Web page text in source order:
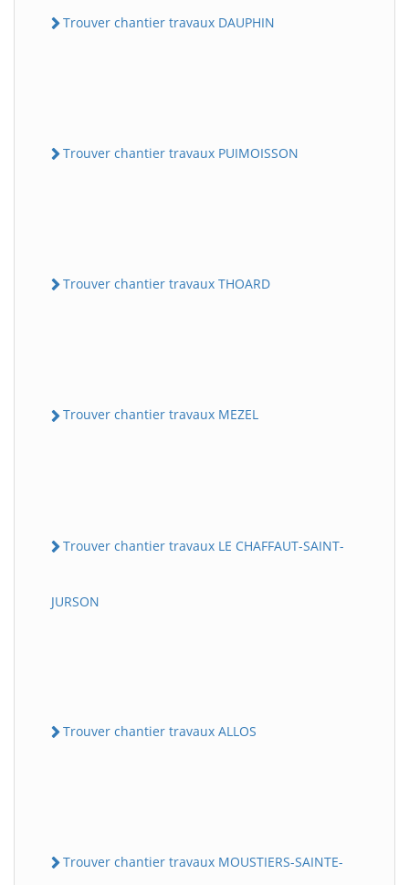
Trouver chantier travaux DAUPHIN
Trouver chantier travaux PUIMOISSON
Trouver chantier travaux THOARD
Trouver chantier travaux MEZEL
Trouver chantier travaux LE CHAFFAUT-SAINT-
JURSON
Trouver chantier travaux ALLOS
Trouver chantier travaux MOUSTIERS-SAINTE-